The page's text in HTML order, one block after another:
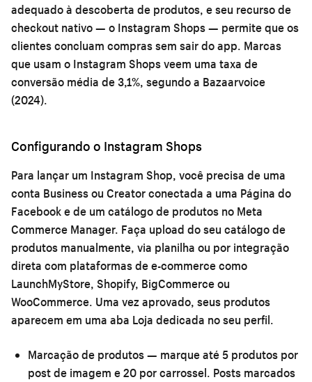
adequado à descoberta de produtos, e seu recurso de
checkout nativo — o Instagram Shops — permite que os
clientes concluam compras sem sair do app. Marcas
que usam o Instagram Shops veem uma taxa de
conversão média de 3,1%, segundo a Bazaarvoice
(2024).
Configurando o Instagram Shops
Para lançar um Instagram Shop, você precisa de uma
conta Business ou Creator conectada a uma Página do
Facebook e de um catálogo de produtos no Meta
Commerce Manager. Faça upload do seu catálogo de
produtos manualmente, via planilha ou por integração
direta com plataformas de e-commerce como
LaunchMyStore, Shopify, BigCommerce ou
WooCommerce. Uma vez aprovado, seus produtos
aparecem em uma aba Loja dedicada no seu perfil.
Marcação de produtos— marque até 5 produtos por
post de imagem e 20 por carrossel. Posts marcados